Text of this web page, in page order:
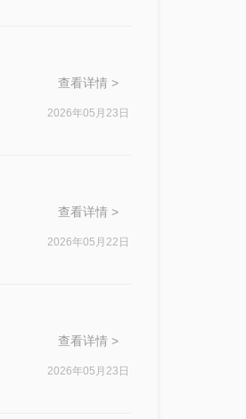
查看详情 >
2026年05月23日
查看详情 >
2026年05月22日
查看详情 >
2026年05月23日